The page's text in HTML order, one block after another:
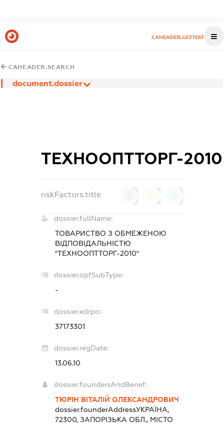
CAHEADER.GETTEST
CAHEADER.SEARCH
document.dossier
ТЕХНООПТТОРГ-2010
riskFactors.title
dossier.fullName:
ТОВАРИСТВО З ОБМЕЖЕНОЮ
ВІДПОВІДАЛЬНІСТЮ
"ТЕХНООПТТОРГ-2010"
dossier.opfSubType:
-
dossier.edrpo:
37173301
dossier.regDate:
13.06.10
dossier.foundersAndBenef:
ТЮРІН ВІТАЛІЙ ОЛЕКСАНДРОВИЧ
dossier.founderAddressУКРАЇНА,
72300, ЗАПОРІЗЬКА ОБЛ., МІСТО